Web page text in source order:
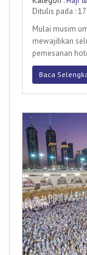
Ditulis pada :
Mulai musim
mewajibkan
pemesanan
syarat utama
Baca